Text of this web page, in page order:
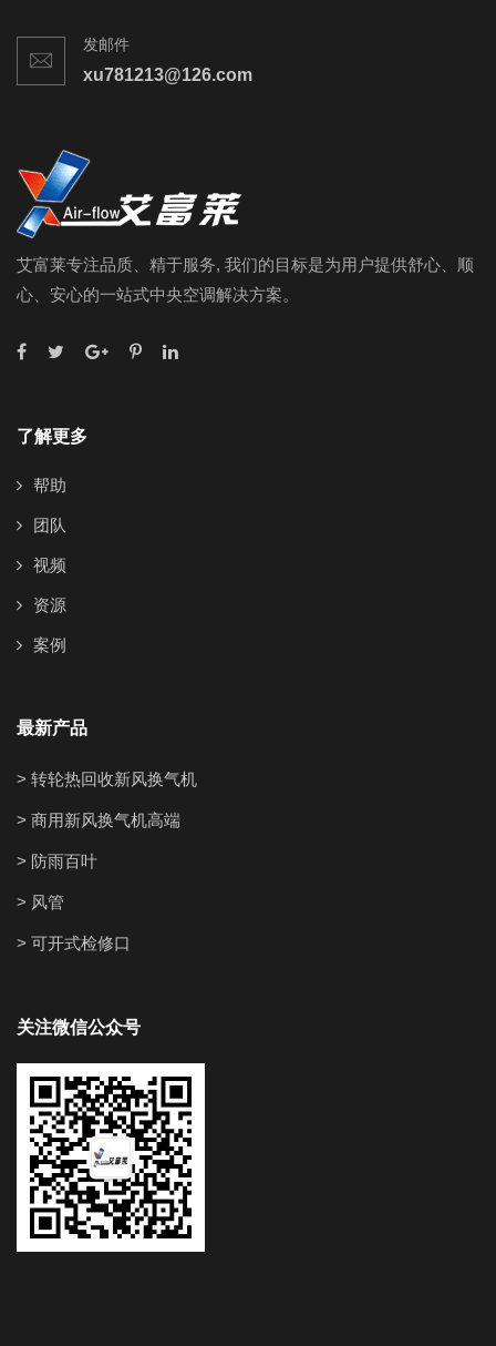
发邮件
xu781213@126.com
艾富莱专注品质、精于服务, 我们的目标是为用户提供舒心、顺
心、安心的一站式中央空调解决方案。
了解更多
帮助
团队
视频
资源
案例
最新产品
> 转轮热回收新风换气机
> 商用新风换气机高端
> 防雨百叶
> 风管
> 可开式检修口
关注微信公众号